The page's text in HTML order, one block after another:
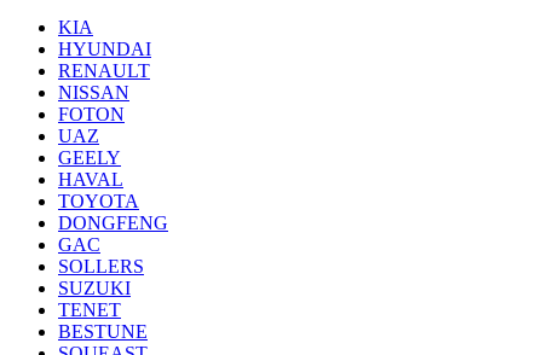
KIA
HYUNDAI
RENAULT
NISSAN
FOTON
UAZ
GEELY
HAVAL
TOYOTA
DONGFENG
GAC
SOLLERS
SUZUKI
TENET
BESTUNE